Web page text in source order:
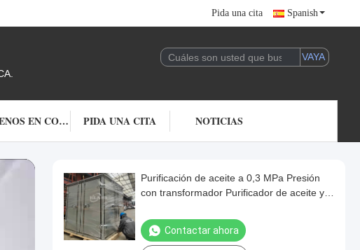
Pida una cita Spanish
ÉNTRENOS EN CONTACTO CON PIDA UNA CITA NOTICIAS
Purificación de aceite a 0,3 MPa Presión
con transformador Purificador de aceite y
Contactar ahora